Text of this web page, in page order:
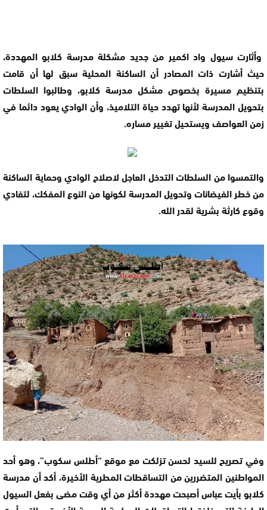
وأثارت سيول واد اكمير من جديد مشكلة مدرسة كلابو المهددة،
حيث أشارت ذات المصادر أن الساكنة المحلية سبق لها أن قامت
بتنظيم مسيرة بخصوص مشكل مدرسة كلابو، وطالبوا السلطات
بتحويل المدرسة لأنها تهدد حياة التلاميذ، وأن الوادي يعود دائما في
زمن العواصف ويستحيل تغيير مساره.
والتمسوا من السلطات التدخل العاجل لاصلاح الوادي وحماية الساكنة
من خطر الفيضانات وتحويل المدرسة لكونها من النوع المفكك، لتفادي
وقوع كارثة بشرية لقدر الله.
وفي تصريح للسيد لحسن تزلكت مع موقع “أطلس سكوب”، وهو أحد
المواطنين المتضررين من التساقطات المطرية الأخيرة، أكد أن مدرسة
كلابو بأيت عباس أصبحت مهددة أكثر من أي وقت مضى بفعل السيول